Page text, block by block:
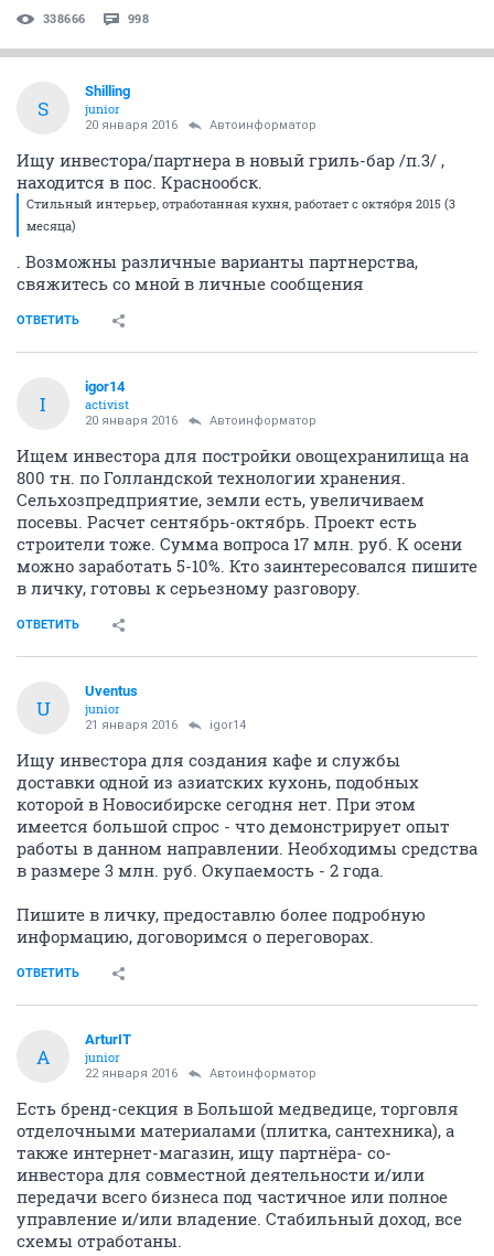
338666 998
S
Shilling
junior
20 января 2016 Автоинформатор
Ищу инвестора/партнера в новый гриль-бар /п.3/ ,
находится в пос. Краснообск.
Стильный интерьер, отработанная кухня, работает с октября 2015 (3
месяца)
. Возможны различные варианты партнерства,
свяжитесь со мной в личные сообщения
ОТВЕТИТЬ
I
igor14
activist
20 января 2016 Автоинформатор
Ищем инвестора для постройки овощехранилища на
800 тн. по Голландской технологии хранения.
Сельхозпредприятие, земли есть, увеличиваем
посевы. Расчет сентябрь-октябрь. Проект есть
строители тоже. Сумма вопроса 17 млн. руб. К осени
можно заработать 5-10%. Кто заинтересовался пишите
в личку, готовы к серьезному разговору.
ОТВЕТИТЬ
U
Uventus
junior
21 января 2016 igor14
Ищу инвестора для создания кафе и службы
доставки одной из азиатских кухонь, подобных
которой в Новосибирске сегодня нет. При этом
имеется большой спрос - что демонстрирует опыт
работы в данном направлении. Необходимы средства
в размере 3 млн. руб. Окупаемость - 2 года.
Пишите в личку, предоставлю более подробную
информацию, договоримся о переговорах.
ОТВЕТИТЬ
A
ArturIT
junior
22 января 2016 Автоинформатор
Есть бренд-секция в Большой медведице, торговля
отделочными материалами (плитка, сантехника), а
также интернет-магазин, ищу партнёра- со-
инвестора для совместной деятельности и/или
передачи всего бизнеса под частичное или полное
управление и/или владение. Стабильный доход, все
схемы отработаны.